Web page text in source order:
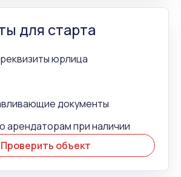
для старта
юрлица
документы
арендаторам при наличии
Проверить объект